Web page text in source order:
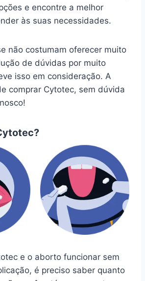
e encontre a melhor
às suas necessidades.
não costumam oferecer muito
de dúvidas por muito
isso em consideração. A
comprar Cytotec, sem dúvida
e o aborto funcionar sem
é preciso saber quanto